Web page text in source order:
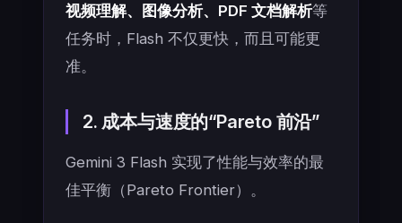
视频理解、图像分析、PDF 文档解析等
任务时，Flash 不仅更快，而且可能更
准。
2. 成本与速度的“Pareto 前沿”
Gemini 3 Flash 实现了性能与效率的最
佳平衡（Pareto Frontier）。